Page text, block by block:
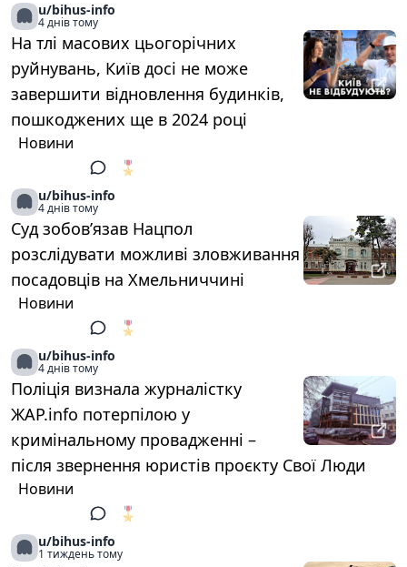
u/bihus-info
4 днів тому
На тлі масових цьогорічних
руйнувань, Київ досі не може
завершити відновлення будинків,
пошкоджених ще в 2024 році
Новини
🎖️
u/bihus-info
4 днів тому
Суд зобов’язав Нацпол
розслідувати можливі зловживання
посадовців на Хмельниччині
Новини
🎖️
u/bihus-info
4 днів тому
Поліція визнала журналістку
ЖАР.info потерпілою у
кримінальному провадженні –
після звернення юристів проєкту Свої Люди
Новини
🎖️
u/bihus-info
1 тиждень тому